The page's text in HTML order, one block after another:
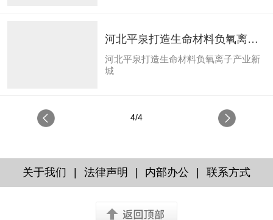
式面对挑战;海内的养老设施满足不了如
今的养老需求。 目前海内许多开发商在
研究康养地产，但康养地产在我国大部
门省份照旧空缺，海内纯粹作为康养地
好老年公寓、台湾的长庚养生文化村
等。 国内知名房地产企业已经先后做出
河北平泉打造生命材料负氧离子
产业新城
河北平泉打造生命材料负氧离子产业新
城
4/4
关于我们 | 法律声明 | 内部办公 | 联系方式